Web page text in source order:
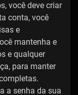
você deve criar
conta, você
e
mantenha e
e qualquer
para manter
a senha da sua